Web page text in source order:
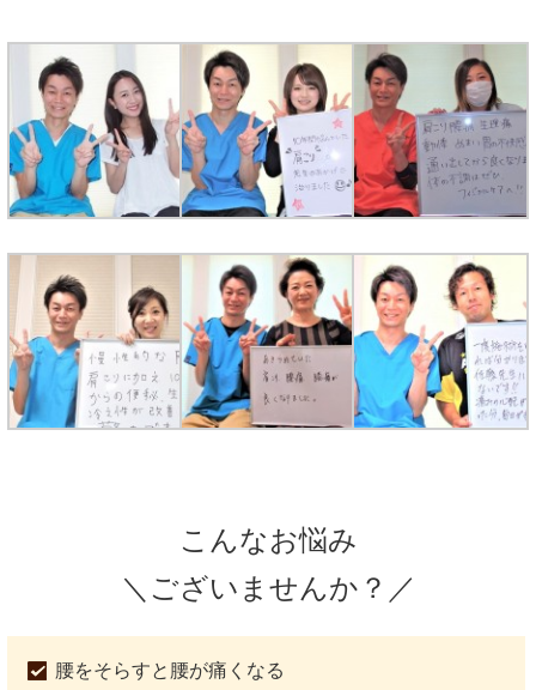
こんなお悩み
＼ございませんか？／
腰をそらすと腰が痛くなる